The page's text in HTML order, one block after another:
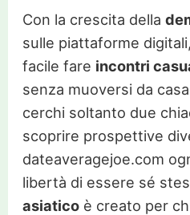
Con la crescita della
sulle piattaforme
facile fare incontri
senza muoversi da
cerchi soltanto due
scoprire prospettive
dateaveragejoe.com
libertà di essere sé
asiaticoè creato per